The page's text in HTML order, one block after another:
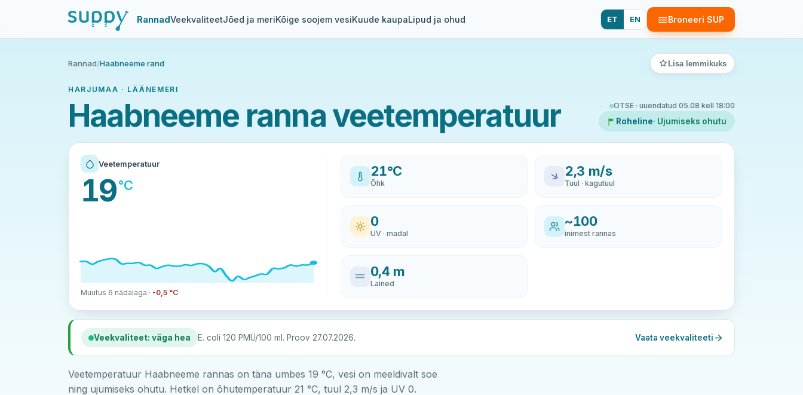
RannadVeekvaliteetJõed ja meriKõige soojem vesiKuude kaupaLipud ja ohud ET EN Broneeri SUP
Rannad/Haabneeme rand Lisa lemmikuks
HARJUMAA · LÄÄNEMERI
Haabneeme ranna veetemperatuur OTSE · uuendatud 05.08 kell 18:00
Roheline· Ujumiseks ohutu
Veetemperatuur
19°C
Muutus 6 nädalaga · -0,5 °C
21°C
Õhk
2,3 m/s
Tuul · kagutuul
0
UV · madal
~100
inimest rannas
0,4 m
Lained
Veekvaliteet: väga hea E. coli 120 PMÜ/100 ml. Proov 27.07.2026. Vaata veekvaliteeti
Veetemperatuur Haabneeme rannas on täna umbes 19 °C, vesi on meeldivalt soe
ning ujumiseks ohutu. Hetkel on õhutemperatuur 21 °C, tuul 2,3 m/s ja UV 0.